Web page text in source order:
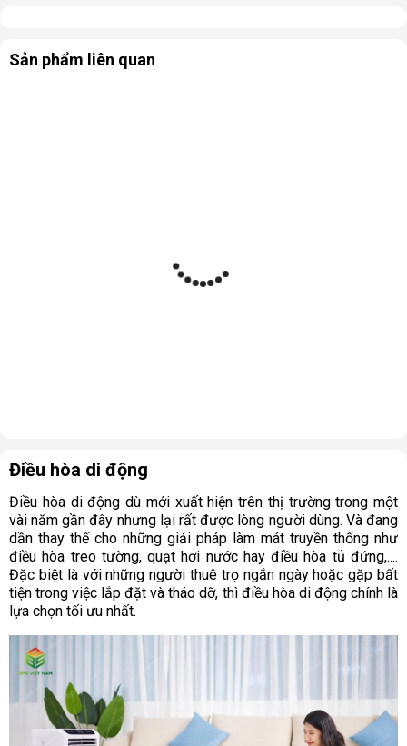
Sản phẩm liên quan
Điều hòa di động
Điều hòa di động dù mới xuất hiện trên thị trường trong một
vài năm gần đây nhưng lại rất được lòng người dùng. Và đang
dần thay thế cho những giải pháp làm mát truyền thống như
điều hòa treo tường, quạt hơi nước hay điều hòa tủ đứng,....
Đặc biệt là với những người thuê trọ ngắn ngày hoặc gặp bất
tiện trong việc lắp đặt và tháo dỡ, thì điều hòa di động chính là
lựa chọn tối ưu nhất.